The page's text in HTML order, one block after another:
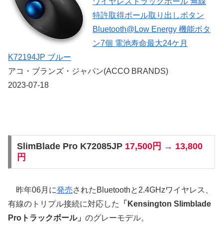
特許取得ボール取り出しボタン
Bluetooth@Low Energy 機能ボタ
ン7個 電池寿命最大24ケ月
K72194JP ブルー
アコ・ブランズ・ジャパン(ACCO BRANDS)
2023-07-18
SlimBlade Pro K72085JP 17,500円 → 13,800
円
昨年06月に発売されたBluetoothと2.4GHzワイヤレス、
有線のトリプル接続に対応した
「Kensington Slimblade
Proトラックボール」 のグレーモデル。